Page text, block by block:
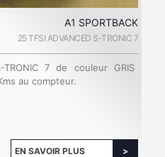
A1 SPORTBACK
25 TFSI ADVANCED S-TRONIC 7
TRONIC 7 de couleur GRIS
au compteur.
EN SAVOIR PLUS